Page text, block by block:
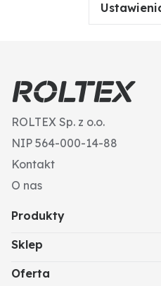
ROLTEX Sp. z o.o.
NIP 564-000-14-88
Kontakt
O nas
Produkty
Sklep
Oferta